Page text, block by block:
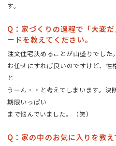
す。
Q：家づくりの過程で「大変
ードを教えてください。
注文住宅決めることが山盛りでした。
お任せにすれば良いのですけど、性
と
うーん・・と考えてしまいます。決
期限いっぱい
まで悩んでいました。（笑）
Q：家の中のお気に入りを教え